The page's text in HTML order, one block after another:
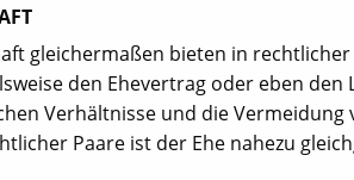
gleichermaßen bieten in
den Ehevertrag oder eben
Verhältnisse und die
Paare ist der Ehe nahezu